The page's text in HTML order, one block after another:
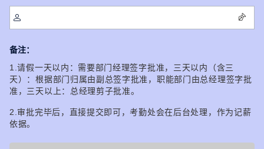
 
备注：
1.请假一天以内：需要部门经理签字批准，三天以内（含三
天）：根据部门归属由副总签字批准，职能部门由总经理签字批
准，三天以上：总经理剪子批准。
2.审批完毕后，直接提交即可，考勤处会在后台处理，作为记薪
依据。